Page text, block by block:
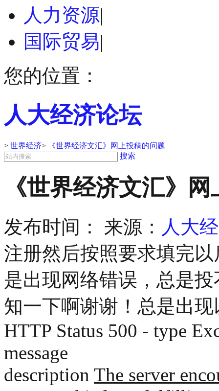
人力资源|
国际贸易|
您的位置：
人大经济论坛
> 世界经济>
《世界经济文汇》网上投稿的问题
搜索
《世界经济文汇》
发布时间： 来源： 人大
注册然后按照要求填完
是出现网络错误，总是
知一下啊谢谢！总是出
HTTP Status 500 - type
message
description The server